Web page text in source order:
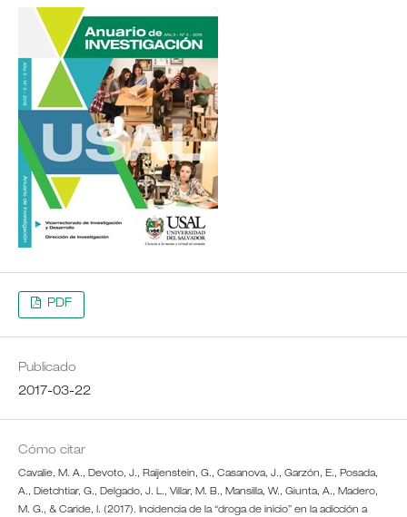
PDF
Publicado
2017-03-22
Cómo citar
Cavalie, M. A., Devoto, J., Raijenstein, G., Casanova, J., Garzón, E., Posada,
A., Dietchtiar, G., Delgado, J. L., Villar, M. B., Mansilla, W., Giunta, A., Madero,
M. G., & Caride, I. (2017). Incidencia de la “droga de inicio” en la adicción a